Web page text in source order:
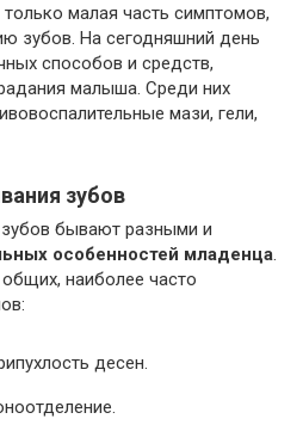
только малая часть симптомов,
зубов. На сегодняшний день
способов и средств,
малыша. Среди них
мази, гели,
зубов
бывают разными и
особенностей младенца.
наиболее часто
десен.